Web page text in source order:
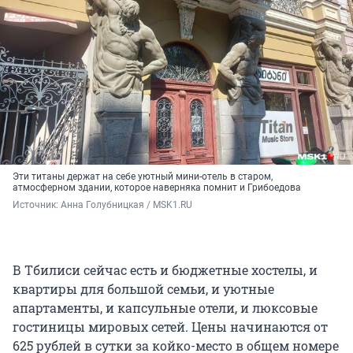
Эти титаны держат на себе уютный мини-отель в старом,
атмосферном здании, которое наверняка помнит и Грибоедова
Источник: Анна Голубницкая / MSK1.RU
В Тбилиси сейчас есть и бюджетные хостелы, и
квартиры для большой семьи, и уютные
апартаменты, и капсульные отели, и люксовые
гостиницы мировых сетей. Цены начинаются от
625рублей в сутки за койко-место в общем номере